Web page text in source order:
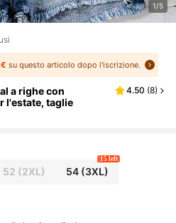
1/5
su questo articolo dopo l'iscrizione.
a righe con
l'estate, taglie
4.50 (8)
52 (2XL) 54(3XL)
15 left